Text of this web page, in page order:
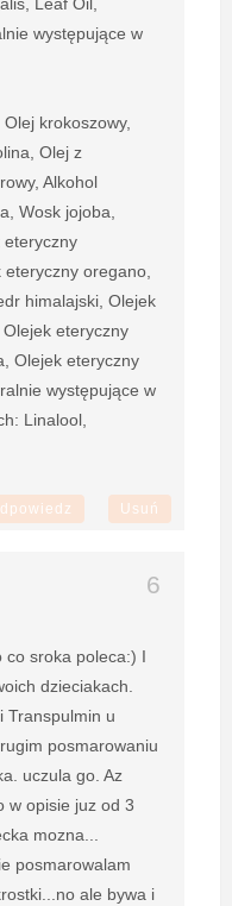
Leaf Oil,
występujące w
Olej krokoszowy,
Olej z
Alkohol
Wosk jojoba,
eteryczny
eteryczny oregano,
himalajski, Olejek
eteryczny
Olejek eteryczny
występujące w
Linalool,
Usuń
co sroka poleca:) I
dzieciakach.
Transpulmin u
posmarowaniu
uczula go. Az
w opisie juz od 3
mozna...
posmarowalam
ale bywa i